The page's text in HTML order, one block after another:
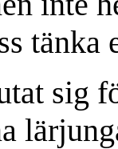
tänka
sig